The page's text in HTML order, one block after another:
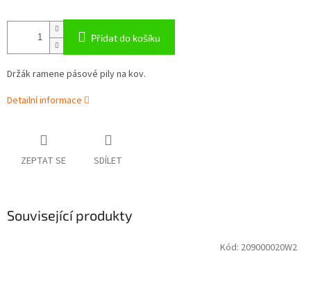
Přidat do košíku
Držák ramene pásové pily na kov.
Detailní informace
ZEPTAT SE SDÍLET
Související produkty
Kód: 209000020W2